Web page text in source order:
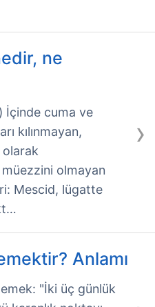
ne
›
İçinde cuma ve
kılınmayan,
olarak
olmayan
Mescid, lügatte
Anlamı
"İki üç günlük